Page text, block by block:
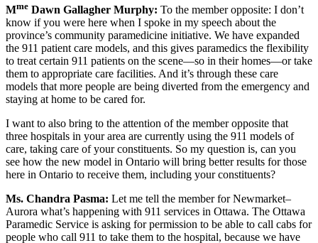
Mme Dawn Gallagher Murphy: To the member opposite: I don’t
know if you were here when I spoke in my speech about the
province’s community paramedicine initiative. We have expanded
the 911 patient care models, and this gives paramedics the flexibility
to treat certain 911 patients on the scene—so in their homes—or take
them to appropriate care facilities. And it’s through these care
models that more people are being diverted from the emergency and
staying at home to be cared for.
I want to also bring to the attention of the member opposite that
three hospitals in your area are currently using the 911 models of
care, taking care of your constituents. So my question is, can you
see how the new model in Ontario will bring better results for those
here in Ontario to receive them, including your constituents?
Ms. Chandra Pasma: Let me tell the member for Newmarket–
Aurora what’s happening with 911 services in Ottawa. The Ottawa
Paramedic Service is asking for permission to be able to call cabs for
people who call 911 to take them to the hospital, because we have